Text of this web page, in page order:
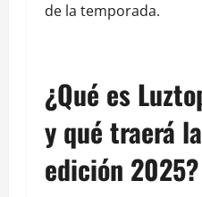
de la temporada.
¿Qué es
y qué traerá la
edición 2025?